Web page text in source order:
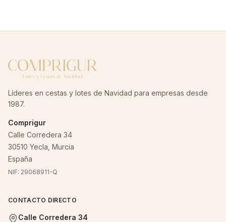
Líderes en cestas y lotes de Navidad para empresas desde
1987.
Comprigur
Calle Corredera 34
30510 Yecla, Murcia
España
NIF: 29068911-Q
CONTACTO DIRECTO
Calle Corredera 34